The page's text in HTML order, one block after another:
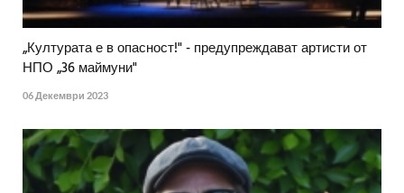
„Културата е в опасност!" - предупреждават артисти от
НПО „36 маймуни"
06 Декември 2023